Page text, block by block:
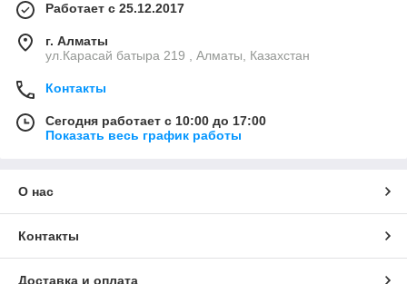
Работает с 25.12.2017
г. Алматы
ул.Карасай батыра 219 , Алматы, Казахстан
Контакты
Сегодня работает с 10:00 до 17:00
Показать весь график работы
О нас
Контакты
Доставка и оплата